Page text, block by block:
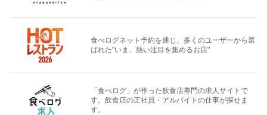
食べログネット予約を通じ、多くのユーザーから選
ばれた"いま、熱い注目を集めるお店"
「食べログ」が作った飲食店専門の求人サイトで
す。飲食店の正社員・アルバイトの仕事が探せま
す。